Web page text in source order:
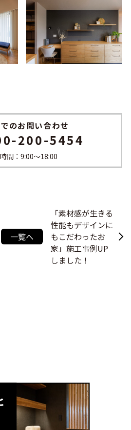
のお問い合わせ
200-5454
間：9:00〜18:00
一覧へ
「素材感が生きる
性能もデザインに
もこだわったお
家」施工事例UP
しました！